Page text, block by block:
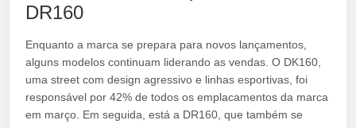
DR160
Enquanto a marca se prepara para novos lançamentos,
alguns modelos continuam liderando as vendas. O DK160,
uma street com design agressivo e linhas esportivas, foi
responsável por 42% de todos os emplacamentos da marca
em março. Em seguida, está a DR160, que também se